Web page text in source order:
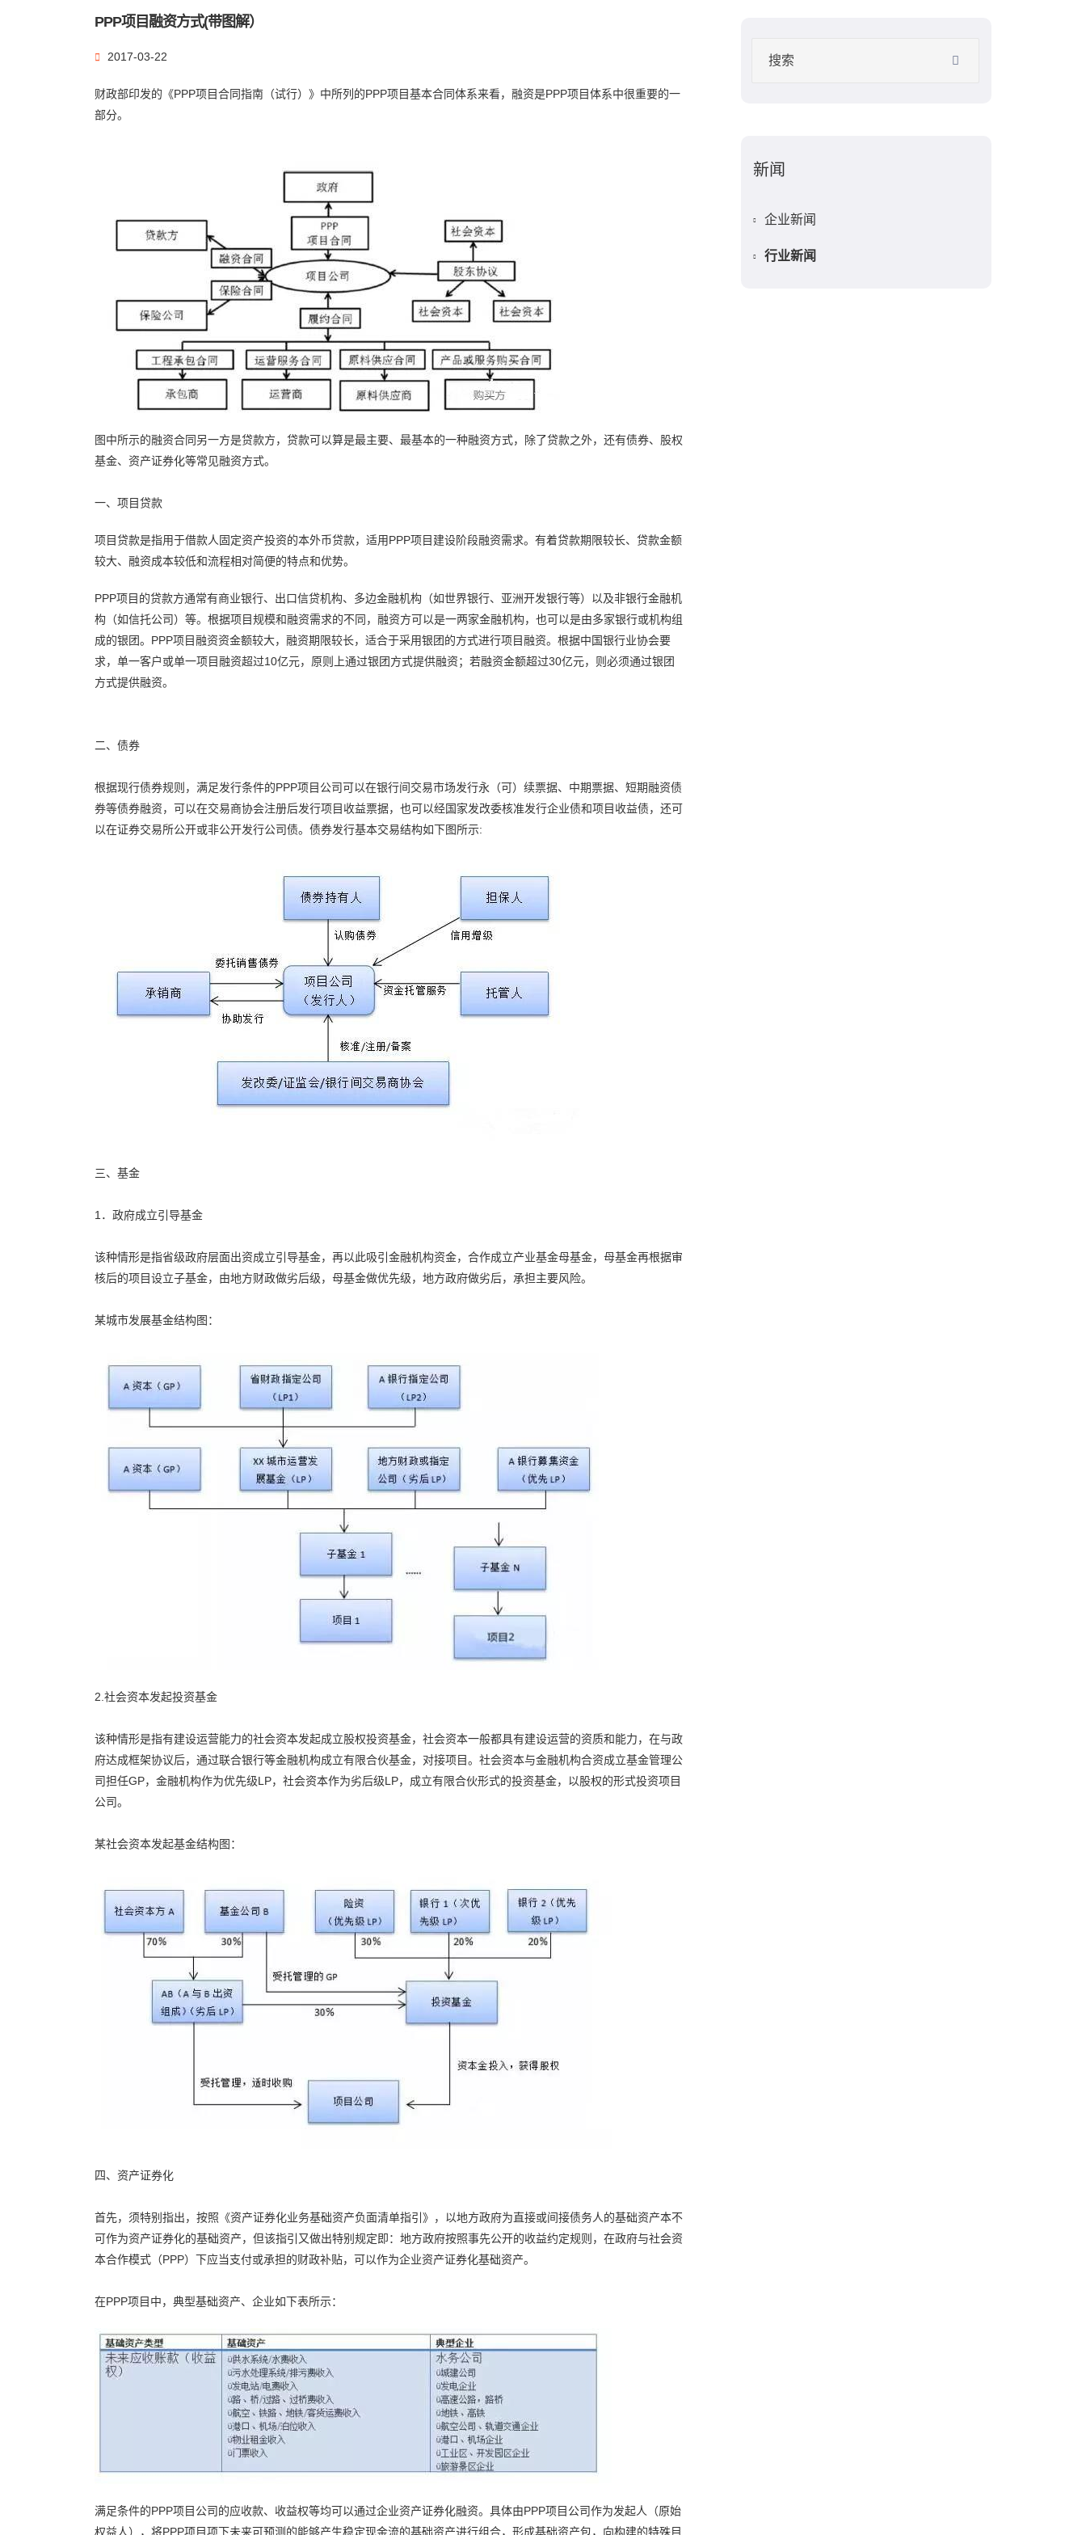
PPP项目融资方式(带图解）
2017-03-22
财政部印发的《PPP项目合同指南（试行）》中所列的PPP项目基本合同体系来看，融资是PPP项目体系中很重要的一
部分。
图中所示的融资合同另一方是贷款方，贷款可以算是最主要、最基本的一种融资方式，除了贷款之外，还有债券、股权
基金、资产证券化等常见融资方式。
一、项目贷款
项目贷款是指用于借款人固定资产投资的本外币贷款，适用PPP项目建设阶段融资需求。有着贷款期限较长、贷款金额
较大、融资成本较低和流程相对简便的特点和优势。
PPP项目的贷款方通常有商业银行、出口信贷机构、多边金融机构（如世界银行、亚洲开发银行等）以及非银行金融机
构（如信托公司）等。根据项目规模和融资需求的不同，融资方可以是一两家金融机构，也可以是由多家银行或机构组
成的银团。PPP项目融资资金额较大，融资期限较长，适合于采用银团的方式进行项目融资。根据中国银行业协会要
求，单一客户或单一项目融资超过10亿元，原则上通过银团方式提供融资；若融资金额超过30亿元，则必须通过银团
方式提供融资。
二、债券
根据现行债券规则，满足发行条件的PPP项目公司可以在银行间交易市场发行永（可）续票据、中期票据、短期融资债
券等债券融资，可以在交易商协会注册后发行项目收益票据，也可以经国家发改委核准发行企业债和项目收益债，还可
以在证券交易所公开或非公开发行公司债。债券发行基本交易结构如下图所示:
三、基金
1．政府成立引导基金
该种情形是指省级政府层面出资成立引导基金，再以此吸引金融机构资金，合作成立产业基金母基金，母基金再根据审
核后的项目设立子基金，由地方财政做劣后级，母基金做优先级，地方政府做劣后，承担主要风险。
某城市发展基金结构图：
2.社会资本发起投资基金
该种情形是指有建设运营能力的社会资本发起成立股权投资基金，社会资本一般都具有建设运营的资质和能力，在与政
府达成框架协议后，通过联合银行等金融机构成立有限合伙基金，对接项目。社会资本与金融机构合资成立基金管理公
司担任GP，金融机构作为优先级LP，社会资本作为劣后级LP，成立有限合伙形式的投资基金，以股权的形式投资项目
公司。
某社会资本发起基金结构图：
四、资产证券化
首先，须特别指出，按照《资产证券化业务基础资产负面清单指引》，以地方政府为直接或间接债务人的基础资产本不
可作为资产证券化的基础资产，但该指引又做出特别规定即：地方政府按照事先公开的收益约定规则，在政府与社会资
本合作模式（PPP）下应当支付或承担的财政补贴，可以作为企业资产证券化基础资产。
在PPP项目中，典型基础资产、企业如下表所示：
满足条件的PPP项目公司的应收款、收益权等均可以通过企业资产证券化融资。具体由PPP项目公司作为发起人（原始
权益人），将PPP项目项下未来可预测的能够产生稳定现金流的基础资产进行组合，形成基础资产包，向构建的特殊目
新闻
企业新闻
行业新闻